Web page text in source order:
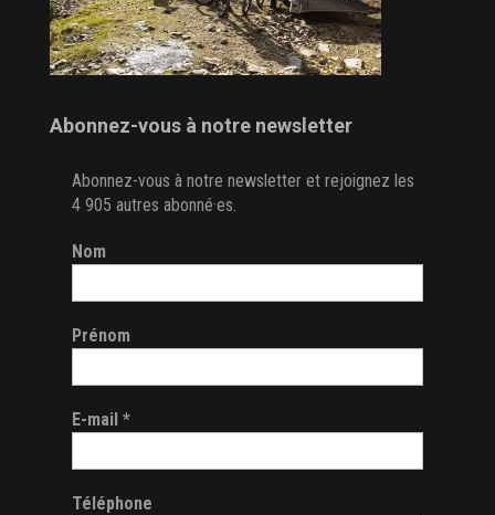
Abonnez-vous à notre newsletter
Abonnez-vous à notre newsletter et rejoignez les
4 905 autres abonné·es.
Nom
Prénom
E-mail *
Téléphone